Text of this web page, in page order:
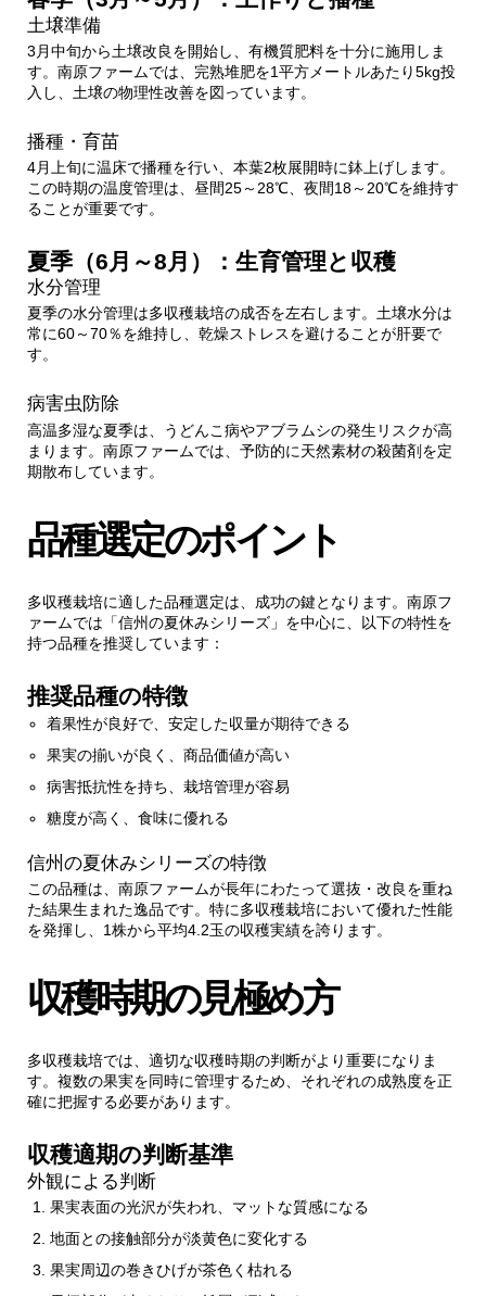
土壌準備
3月中旬から土壌改良を開始し、有機質肥料を十分に施用しま
す。南原ファームでは、完熟堆肥を1平方メートルあたり5kg投
入し、土壌の物理性改善を図っています。
播種・育苗
4月上旬に温床で播種を行い、本葉2枚展開時に鉢上げします。
この時期の温度管理は、昼間25～28℃、夜間18～20℃を維持す
ることが重要です。
夏季（6月～8月）：生育管理と収穫
水分管理
夏季の水分管理は多収穫栽培の成否を左右します。土壌水分は
常に60～70％を維持し、乾燥ストレスを避けることが肝要で
す。
病害虫防除
高温多湿な夏季は、うどんこ病やアブラムシの発生リスクが高
まります。南原ファームでは、予防的に天然素材の殺菌剤を定
期散布しています。
品種選定のポイント
多収穫栽培に適した品種選定は、成功の鍵となります。南原フ
ァームでは「信州の夏休みシリーズ」を中心に、以下の特性を
持つ品種を推奨しています：
推奨品種の特徴
着果性が良好で、安定した収量が期待できる
果実の揃いが良く、商品価値が高い
病害抵抗性を持ち、栽培管理が容易
糖度が高く、食味に優れる
信州の夏休みシリーズの特徴
この品種は、南原ファームが長年にわたって選抜・改良を重ね
た結果生まれた逸品です。特に多収穫栽培において優れた性能
を発揮し、1株から平均4.2玉の収穫実績を誇ります。
収穫時期の見極め方
多収穫栽培では、適切な収穫時期の判断がより重要になりま
す。複数の果実を同時に管理するため、それぞれの成熟度を正
確に把握する必要があります。
収穫適期の判断基準
外観による判断
果実表面の光沢が失われ、マットな質感になる
地面との接触部分が淡黄色に変化する
果実周辺の巻きひげが茶色く枯れる